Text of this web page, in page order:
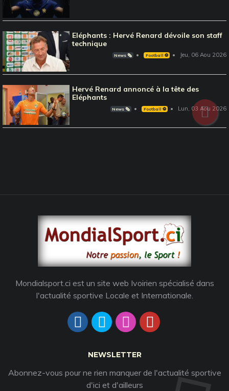
Eléphants : Hervé Renard dévoile son staff
technique
News 🗞️ Football ⚽️ Jeu, 06 Aou 2026
Hervé Renard annoncé à la tête des
Eléphants
News 🗞️ Football ⚽️ Lun, 03 Aou 2026
Mondialsport.ci est un site web Ivoirien spécialisé dans
l'actualité sportive Locale et Internationale.
NEWSLETTER
Abonnez-vous pour ne rien manquer de l'actualité sportive
d'ici et d'ailleurs